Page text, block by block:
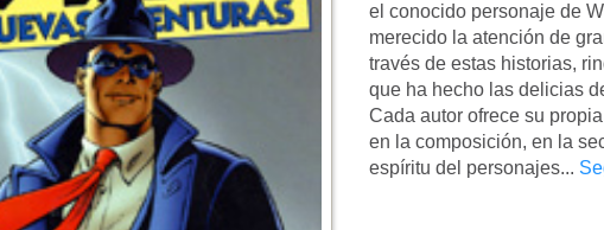
el conocido personaje de
merecido la atención de
través de estas historias,
que ha hecho las delicias
Cada autor ofrece su
en la composición, en la
espíritu del personajes...